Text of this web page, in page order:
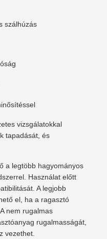
szálhúzás
vizsgálatokkal
tapadását, és
a legtöbb hagyományos
Használat előtt
A legjobb
el, ha a ragasztó
nem rugalmas
rugalmasságát,
vezethet.